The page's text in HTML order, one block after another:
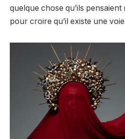
quelque chose qu’ils
pour croire qu’il existe une